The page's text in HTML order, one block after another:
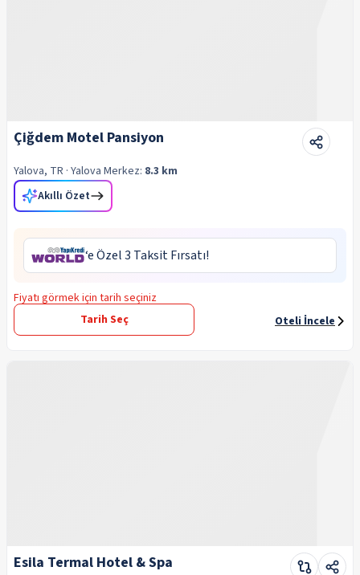
Çiğdem Motel Pansiyon
Yalova, TR · Yalova Merkez: 8.3 km
Akıllı Özet
‘e Özel 3 Taksit Fırsatı!
Fiyatı görmek için tarih seçiniz
Tarih Seç
Oteli İncele
Esila Termal Hotel & Spa